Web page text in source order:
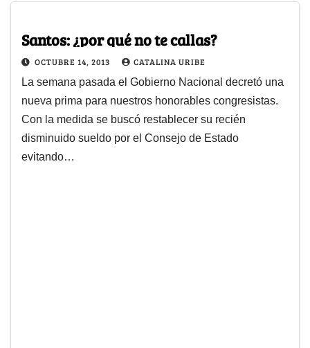
Santos: ¿por qué no te callas?
OCTUBRE 14, 2013 CATALINA URIBE
La semana pasada el Gobierno Nacional decretó una
nueva prima para nuestros honorables congresistas.
Con la medida se buscó restablecer su recién
disminuido sueldo por el Consejo de Estado
evitando…